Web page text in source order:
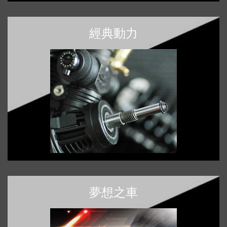
經典動力
夢想之車